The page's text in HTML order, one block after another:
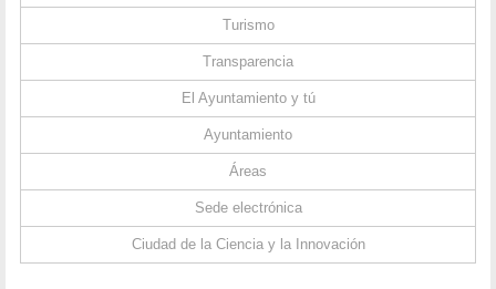
Turismo
Transparencia
El Ayuntamiento y tú
Ayuntamiento
Áreas
Sede electrónica
Ciudad de la Ciencia y la Innovación